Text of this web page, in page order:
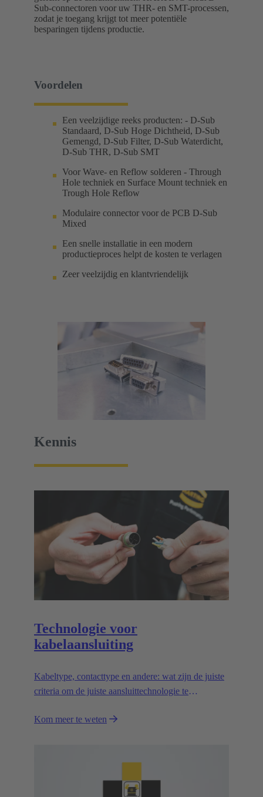
Sub-connectoren voor uw THR- en SMT-processen,
zodat je toegang krijgt tot meer potentiële
besparingen tijdens productie.
Voordelen
Een veelzijdige reeks producten: - D-Sub
Standaard, D-Sub Hoge Dichtheid, D-Sub
Gemengd, D-Sub Filter, D-Sub Waterdicht,
D-Sub THR, D-Sub SMT
Voor Wave- en Reflow solderen - Through
Hole techniek en Surface Mount techniek en
Trough Hole Reflow
Modulaire connector voor de PCB D-Sub
Mixed
Een snelle installatie in een modern
productieproces helpt de kosten te verlagen
Zeer veelzijdig en klantvriendelijk
Kennis
Technologie voor
kabelaansluiting
Kabeltype, contacttype en andere: wat zijn de juiste
criteria om de juiste aansluittechnologie te
Kom meer te weten